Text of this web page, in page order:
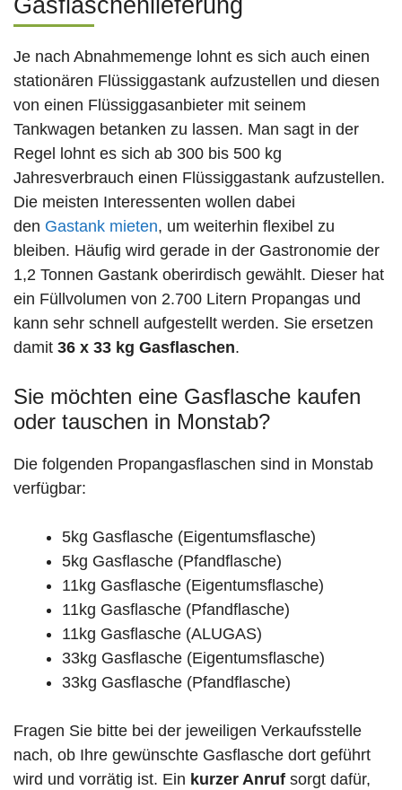
Gasflaschenlieferung
Je nach Abnahmemenge lohnt es sich auch einen
stationären Flüssiggastank aufzustellen und diesen
von einen Flüssiggasanbieter mit seinem
Tankwagen betanken zu lassen. Man sagt in der
Regel lohnt es sich ab 300 bis 500 kg
Jahresverbrauch einen Flüssiggastank aufzustellen.
Die meisten Interessenten wollen dabei
den Gastank mieten, um weiterhin flexibel zu
bleiben. Häufig wird gerade in der Gastronomie der
1,2 Tonnen Gastank oberirdisch gewählt. Dieser hat
ein Füllvolumen von 2.700 Litern Propangas und
kann sehr schnell aufgestellt werden. Sie ersetzen
damit 36 x 33 kg Gasflaschen.
Sie möchten eine Gasflasche kaufen
oder tauschen in Monstab?
Die folgenden Propangasflaschen sind in Monstab
verfügbar:
5kg Gasflasche (Eigentumsflasche)
5kg Gasflasche (Pfandflasche)
11kg Gasflasche (Eigentumsflasche)
11kg Gasflasche (Pfandflasche)
11kg Gasflasche (ALUGAS)
33kg Gasflasche (Eigentumsflasche)
33kg Gasflasche (Pfandflasche)
Fragen Sie bitte bei der jeweiligen Verkaufsstelle
nach, ob Ihre gewünschte Gasflasche dort geführt
wird und vorrätig ist. Ein kurzer Anruf sorgt dafür,